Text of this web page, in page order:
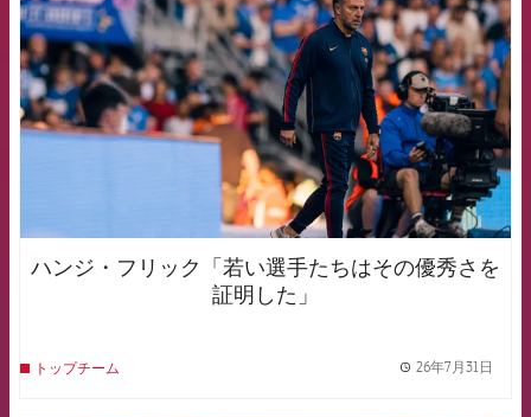
ハンジ・フリック「若い選手たちはその優秀さを
証明した」
トップチーム 26年7月31日